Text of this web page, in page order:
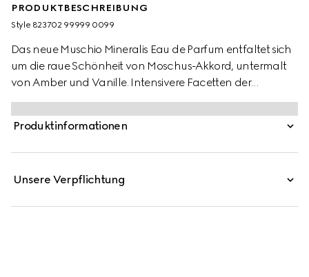
PRODUKTBESCHREIBUNG
Style ‎823702 99999 0099
Das neue Muschio Mineralis Eau de Parfum entfaltet sich
um die raue Schönheit von Moschus-Akkord, untermalt
von Amber und Vanille. Intensivere Facetten der
Moschus- und Amber-Akkorde lassen eine verführerische
Tiefe entstehen, während Absolue und Infusion der
Vanille warme, holzige Gourmand-Noten hinzufügen.
und Geheimnisvolle ziert.
Produktinformationen
Unsere Verpflichtung